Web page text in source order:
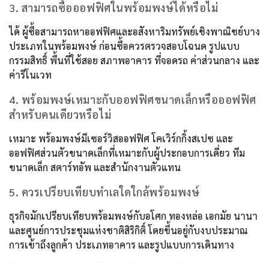
3. สามารถซื้อออฟฟิศในพร้อมพงษ์ได้หรือไม่
ได้ ผู้ซื้อสามารถหาออฟฟิศและอสังหาริมทรัพย์เชิงพาณิชย์บาง
ประเภทในพร้อมพงษ์ ก่อนซื้อควรตรวจสอบโฉนด รูปแบบ
กรรมสิทธิ์ พื้นที่ใช้สอย สภาพอาคาร ที่จอดรถ ค่าส่วนกลาง และ
ค่ารีโนเวท
4. พร้อมพงษ์เหมาะกับออฟฟิศขนาดเล็กหรือออฟฟิศ
สำหรับคนเดียวหรือไม่
เหมาะ พร้อมพงษ์มีเซอร์วิสออฟฟิศ โคเวิร์กกิ้งสเปซ และ
ออฟฟิศส่วนตัวขนาดเล็กที่เหมาะกับผู้ประกอบการเดี่ยว ทีม
ขนาดเล็ก สตาร์ทอัพ และสำนักงานตัวแทน
5. ควรเปรียบเทียบทำเลใดใกล้พร้อมพงษ์
ธุรกิจมักเปรียบเทียบพร้อมพงษ์กับอโศก ทองหล่อ เอกมัย นานา
และศูนย์การประชุมแห่งชาติสิริกิติ์ โดยขึ้นอยู่กับงบประมาณ
การเข้าถึงลูกค้า ประเภทอาคาร และรูปแบบการเดินทาง